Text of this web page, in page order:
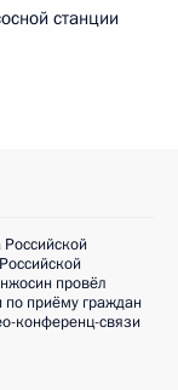
станции
провёл
приёму граждан
конференц-связи